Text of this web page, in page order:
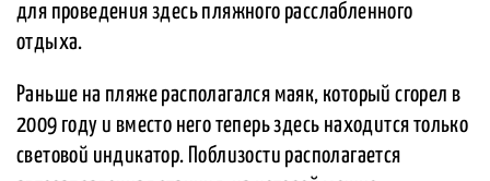
для проведения здесь пляжного расслабленного
отдыха.
Раньше на пляже располагался маяк, который сгорел в
2009 году и вместо него теперь здесь находится только
световой индикатор. Поблизости располагается